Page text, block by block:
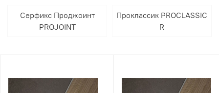
Серфикс Проджоинт
PROJOINT
Проклассик PROCLASSIC
R